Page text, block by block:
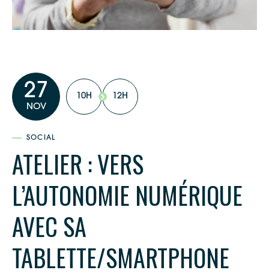
27
NOV
10H 12H
SOCIAL
ATELIER : VERS
L’AUTONOMIE NUMÉRIQUE
AVEC SA
TABLETTE/SMARTPHONE